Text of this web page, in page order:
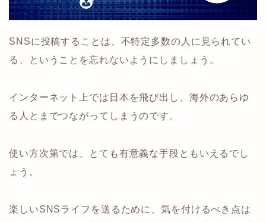
SNSに投稿することは、不特定多数の人に見られてい
る、ということを忘れないようにしましょう。
インターネット上では日本を飛び出し、海外のあらゆ
る人とまでつながってしまうのです。
使い方次第では、とても有意義な手段ともいえるでし
ょう。
楽しいSNSライフを送るために、気を付けるべき点は